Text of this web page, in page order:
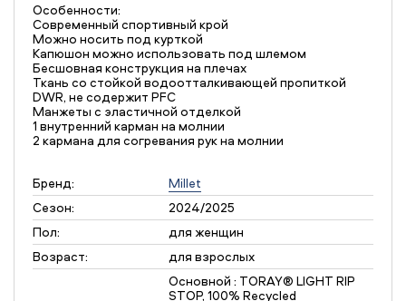
Особенности:
Современный спортивный крой
Можно носить под курткой
Капюшон можно использовать под шлемом
Бесшовная конструкция на плечах
Ткань со стойкой водоотталкивающей пропиткой
DWR, не содержит PFC
Манжеты с эластичной отделкой
1 внутренний карман на молнии
2 кармана для согревания рук на молнии
Бренд:
Millet
Сезон:
2024/2025
Пол:
для женщин
Возраст:
для взрослых
Основной : TORAY® LIGHT RIP
STOP, 100% Recycled